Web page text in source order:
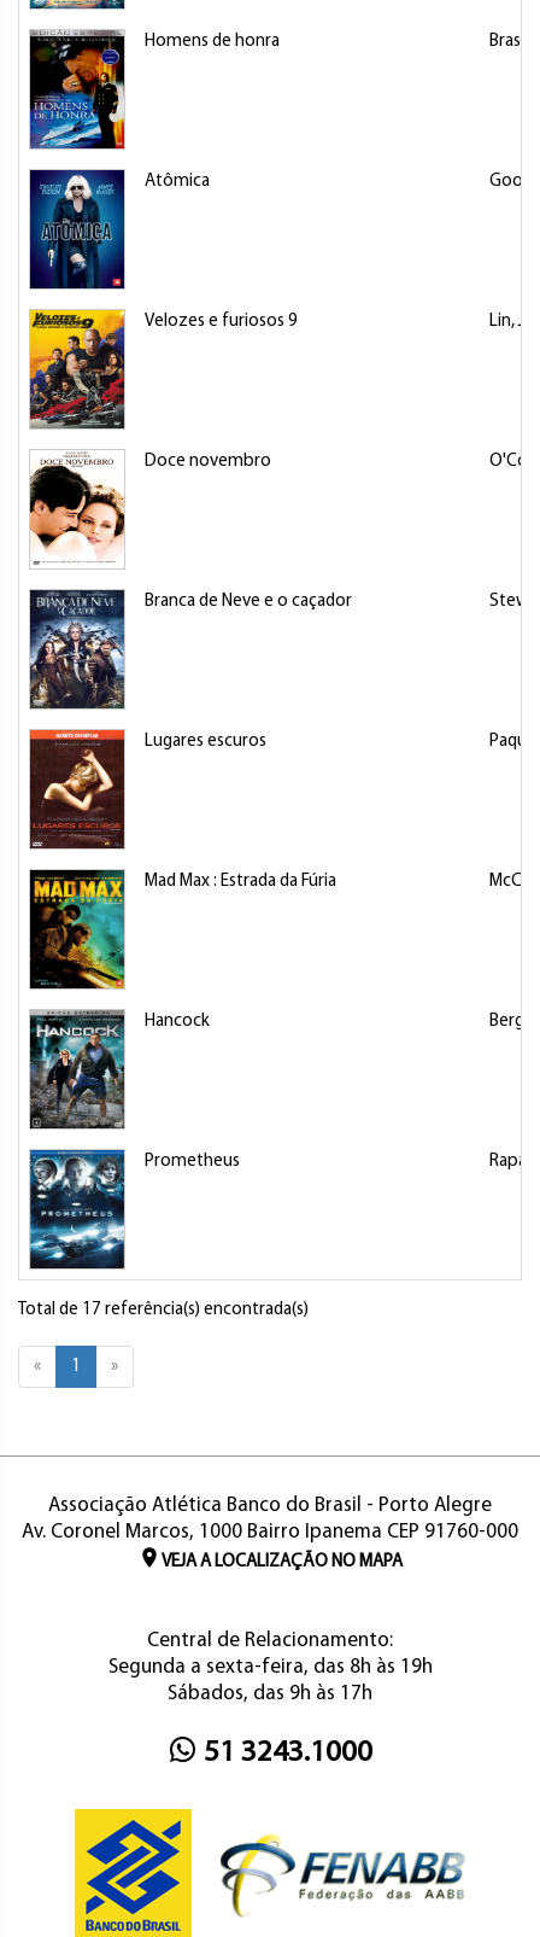
Homens de honra
Atômica
Velozes e furiosos 9 Lin,
Doce novembro
Branca de Neve e o caçador
Lugares escuros
Mad Max : Estrada da Fúria
Hancock Berg,
Prometheus
Total de 17 referência(s) encontrada(s)
« 1 »
Associação Atlética Banco do Brasil - Porto Alegre
Av. Coronel Marcos, 1000 Bairro Ipanema CEP 91760-000
VEJA A LOCALIZAÇÃO NO MAPA
Central de Relacionamento:
Segunda a sexta-feira, das 8h às 19h
Sábados, das 9h às 17h
51 3243.1000